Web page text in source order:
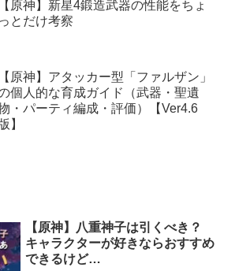
【原神】新星4鍛造武器の性能をちょ
っとだけ考察
【原神】アタッカー型「ファルザン」
個人的な育成ガイド（武器・聖遺
・パーティ編成・評価）【Ver4.6
】
【原神】八重神子は引くべき？
キャラクターが好きならおすすめ
できるけど…